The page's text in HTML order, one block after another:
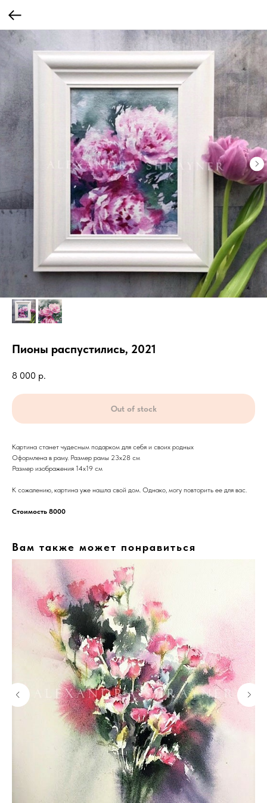
Пионы распустились, 2021
8 000 р.
Out of stock
Картина станет чудесным подарком для себя и своих родных
Оформлена в раму. Размер рамы 23х28 см
Размер изображения 14х19 см
К сожалению, картина уже нашла свой дом. Однако, могу повторить ее для вас.
Стоимость 8000
Вам также может понравиться